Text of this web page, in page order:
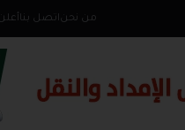
من نحناتصل بنا